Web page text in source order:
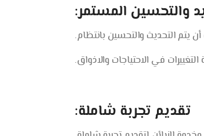
والتحسين المستمر:
يتم التحديث والتحسين بانتظام.
في الاحتياجات والاذواق.
تقديم تجربة شاملة: